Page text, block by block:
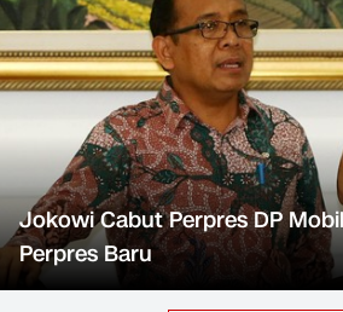
Jokowi Cabut Perpres DP
Perpres Baru